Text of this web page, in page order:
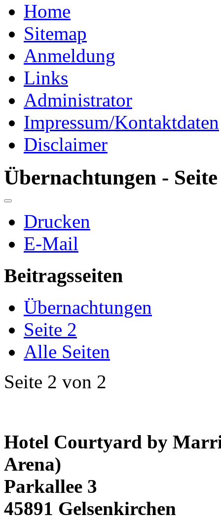
Home
Sitemap
Anmeldung
Links
Administrator
Impressum/Kontaktdaten
Disclaimer
Übernachtungen -
Drucken
E-Mail
Beitragsseiten
Übernachtungen
Seite 2
Alle Seiten
Seite 2 von 2
Hotel Courtyard by
Arena)
Parkallee 3
45891 Gelsenkirchen